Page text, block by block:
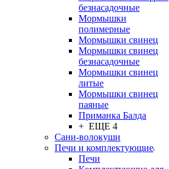
безнасадочные
Мормышки
полимерные
Мормышки свинец
Мормышки свинец
безнасадочные
Мормышки свинец
литые
Мормышки свинец
паяные
Приманка Балда
+ ЕЩЕ 4
Сани-волокуши
Печи и комплектующие
Печи